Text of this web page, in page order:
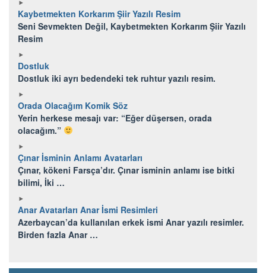
Kaybetmekten Korkarım Şiir Yazılı Resim
Seni Sevmekten Değil, Kaybetmekten Korkarım Şiir Yazılı
Resim
Dostluk
Dostluk iki ayrı bedendeki tek ruhtur yazılı resim.
Orada Olacağım Komik Söz
Yerin herkese mesajı var: “Eğer düşersen, orada
olacağım.”
Çınar İsminin Anlamı Avatarları
Çınar, kökeni Farsça’dır. Çınar isminin anlamı ise bitki
bilimi, İki …
Anar Avatarları Anar İsmi Resimleri
Azerbaycan’da kullanılan erkek ismi Anar yazılı resimler.
Birden fazla Anar …